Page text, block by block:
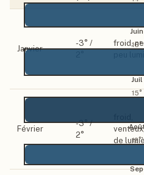
Juin
16°
Juil
15°
12°
Sep
Janvier
-3° /
froid,
Février
-3° /
2°
de